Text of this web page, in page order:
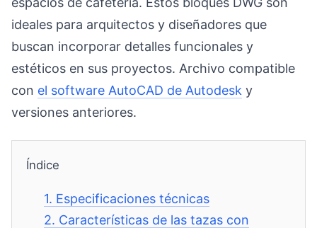
ideales para arquitectos y diseñadores que
buscan incorporar detalles funcionales y
estéticos en sus proyectos. Archivo compatible
con el software AutoCAD de Autodesk y
versiones anteriores.
Índice
1. Especificaciones técnicas
2. Características de las tazas con